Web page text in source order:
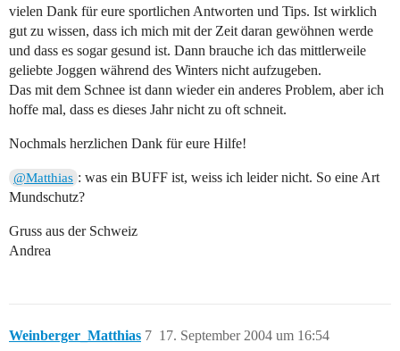
vielen Dank für eure sportlichen Antworten und Tips. Ist wirklich
gut zu wissen, dass ich mich mit der Zeit daran gewöhnen werde
und dass es sogar gesund ist. Dann brauche ich das mittlerweile
geliebte Joggen während des Winters nicht aufzugeben.
Das mit dem Schnee ist dann wieder ein anderes Problem, aber ich
hoffe mal, dass es dieses Jahr nicht zu oft schneit.
Nochmals herzlichen Dank für eure Hilfe!
@Matthias : was ein BUFF ist, weiss ich leider nicht. So eine Art
Mundschutz?
Gruss aus der Schweiz
Andrea
Weinberger_Matthias 17. September 2004 um 16:54
7